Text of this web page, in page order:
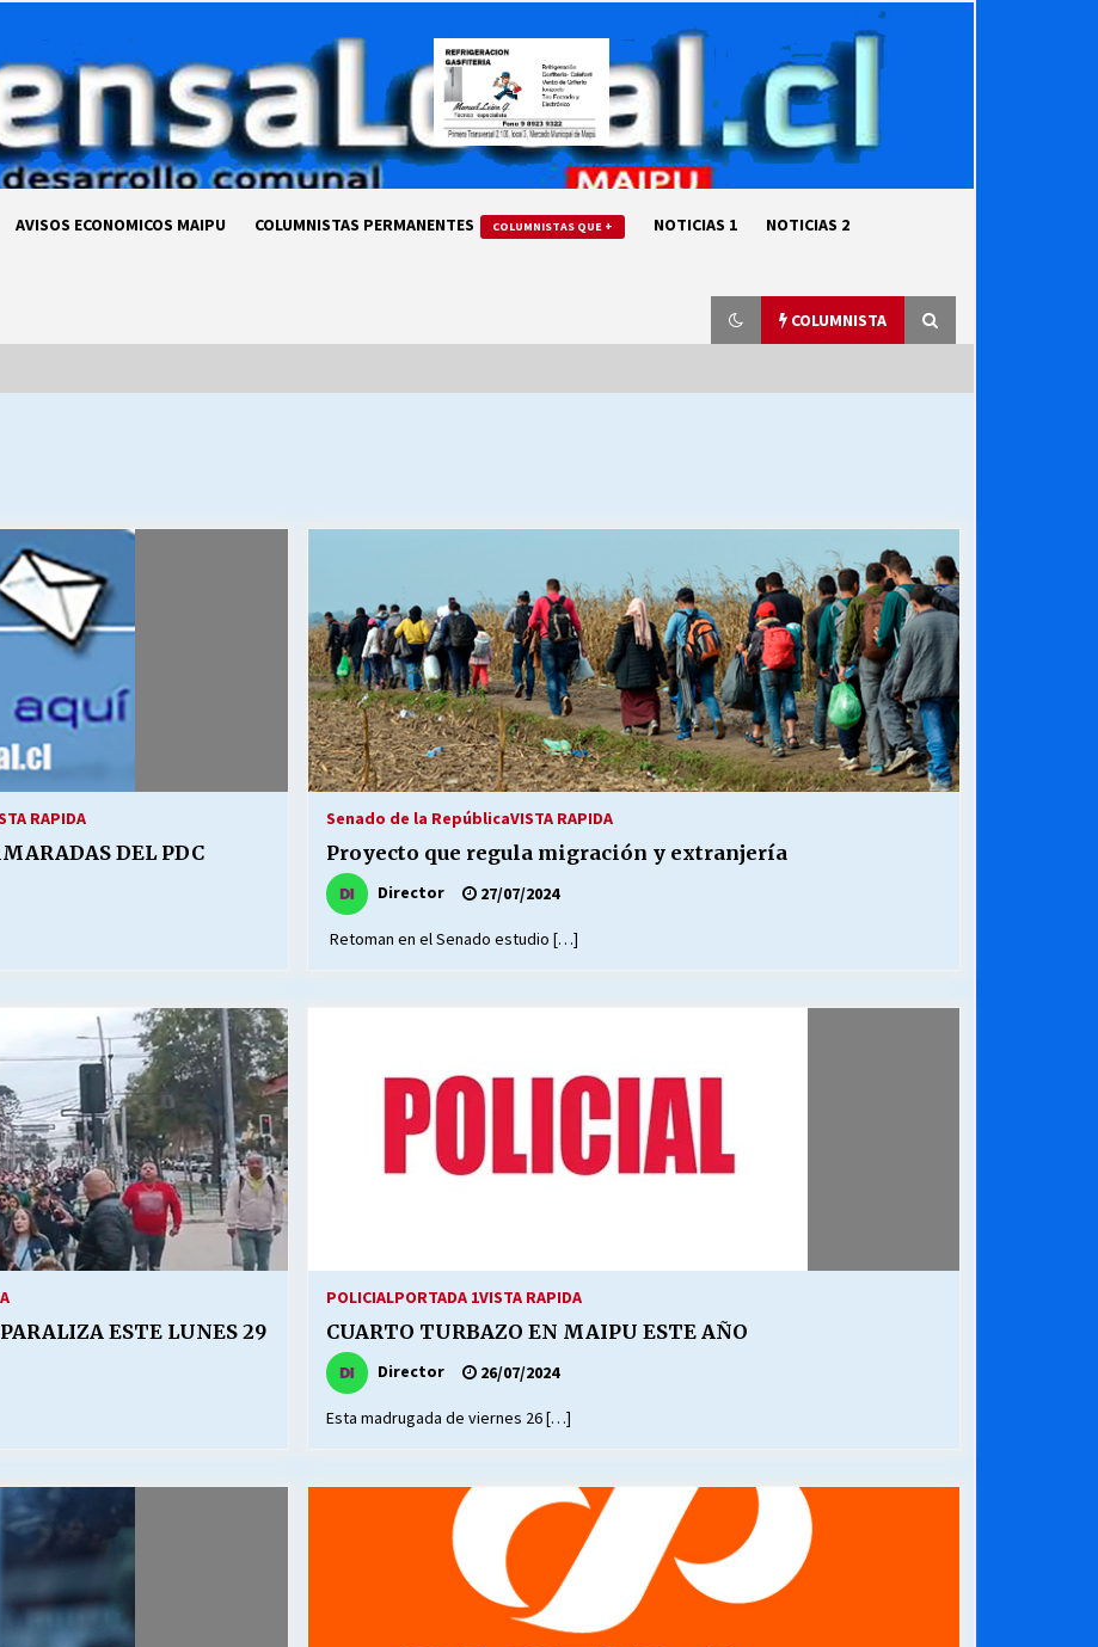
AVISOS ECONOMICOS MAIPU COLUMNISTAS PERMANENTES COLUMNISTAS QUE + NOTICIAS 1 NOTICIAS 2
COLUMNISTA
25/06/2026
¿Qué habrían dicho?
23/06/2026
MUNICIPALIDADES, HONORARIOS,
28/05/2026
Releyendo la Rerum Novarum a 135
años. “La cuestión social hoy”.
16/05/2026
¿Asesores con doble sueldo? Chile y sus segmentos de la riqueza
RAPIDA
DEL PDC
Senado de la RepúblicaVISTA RAPIDA
Proyecto que regula migración y extranjería
Director 27/07/2024
Retoman en el Senado estudio […]
ESTE LUNES 29
POLICIALPORTADA 1VISTA RAPIDA
CUARTO TURBAZO EN MAIPU ESTE AÑO
Director 26/07/2024
Esta madrugada de viernes 26 […]